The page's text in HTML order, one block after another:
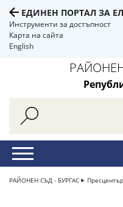
ЕДИНЕН ПОРТАЛ ЗА
Инструменти за достъпност
Карта на сайта
English
РАЙОНЕН СЪД - БУРГАС Пресцентър